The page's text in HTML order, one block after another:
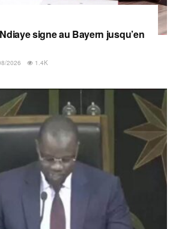
signe au Bayern jusqu’en
2026 1.4K